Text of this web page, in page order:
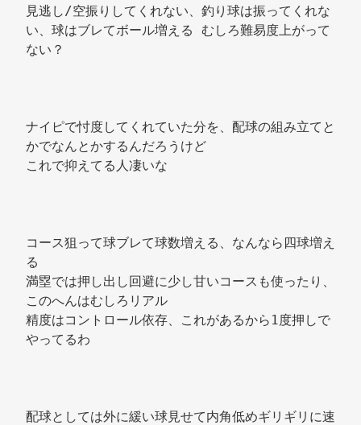
見逃し/空振りしてくれない、釣り球は振ってくれな
い、球はブレてボール増える むしろ難易度上がって
ない？
ナイピで忖度してくれていた分を、配球の組み立てと
かでなんとかするんだろうけど
これで抑えてる人凄いな
コース狙って球ブレて球数増える、なんなら四球増え
る
このへんはむしろリアル
精度はコントロール依存、これがあるから1度押しで
やってるわ
配球としては外に緩い球見せて内角低めギリギリに速